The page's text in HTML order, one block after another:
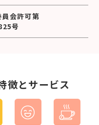
会許可第
号
徴とサービス